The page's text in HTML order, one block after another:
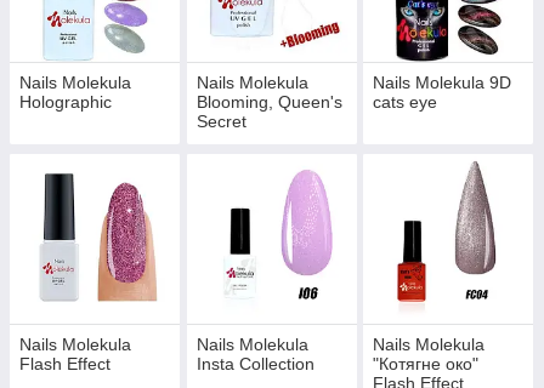
Nails Molekula
Holographic
Nails Molekula
Blooming, Queen's
Secret
Nails Molekula 9D
cats eye
Nails Molekula
Flash Effect
Nails Molekula
Insta Collection
Nails Molekula
"Котягне око"
Flash Effect